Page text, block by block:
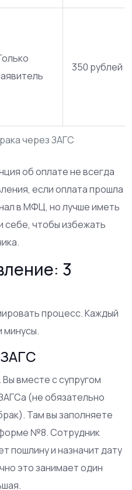
через ЗАГС
350 рублей
об оплате не всегда
если оплата прошла
в МФЦ, но лучше иметь
себе, чтобы избежать
3
процесс. Каждый
минусы.
вместе с супругом
(не обязательно
Там вы заполняете
№8. Сотрудник
пошлину и назначит дату
это занимает один